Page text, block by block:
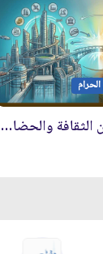
ما هي العلاقة بين الثقافة والحضارة؟